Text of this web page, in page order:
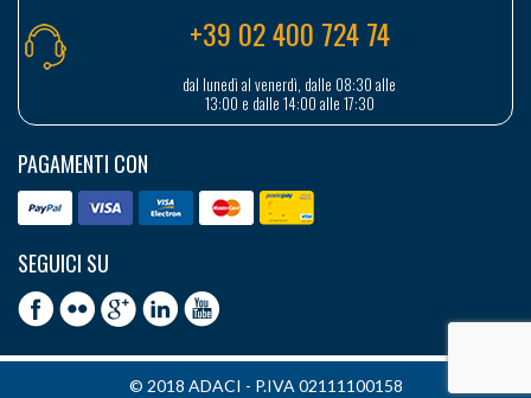
+39 02 400 724 74
dal lunedì al venerdì, dalle 08:30 alle
13:00 e dalle 14:00 alle 17:30
PAGAMENTI CON
SEGUICI SU
© 2018 ADACI - P.IVA 02111100158